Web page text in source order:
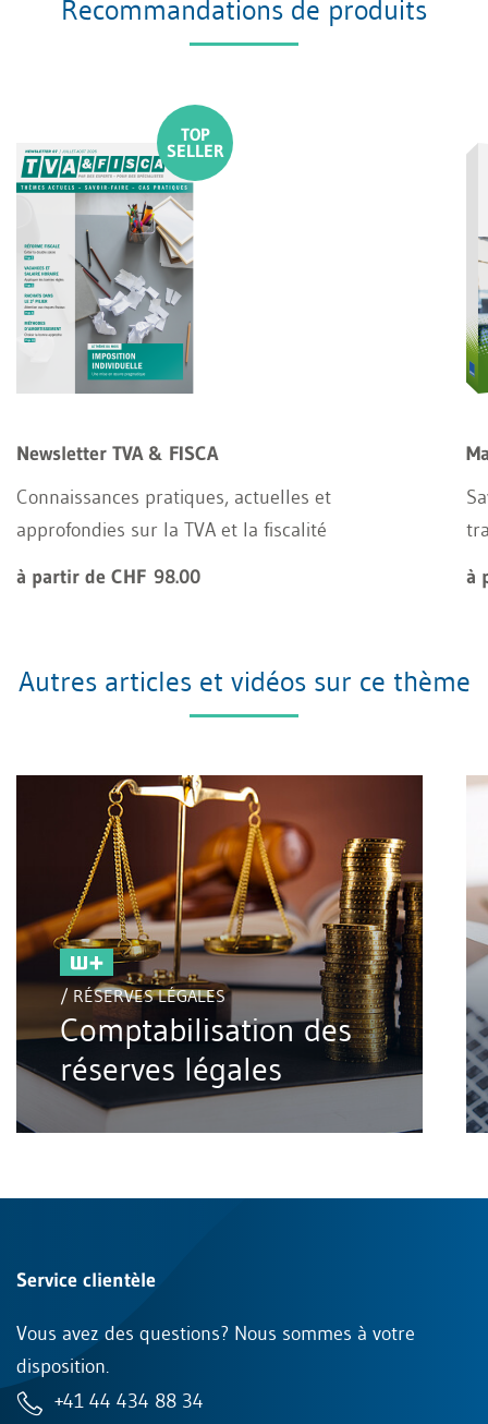
Recommandations de produits
Newsletter TVA & FISCA
Connaissances pratiques, actuelles et
approfondies sur la TVA et la fiscalité
à partir de CHF 98.00
à
Autres articles et vidéos sur ce thème
/ RÉSERVES LÉGALES
Comptabilisation des
réserves légales
Service clientèle
Vous avez des questions? Nous sommes à votre
disposition.
+41 44 434 88 34